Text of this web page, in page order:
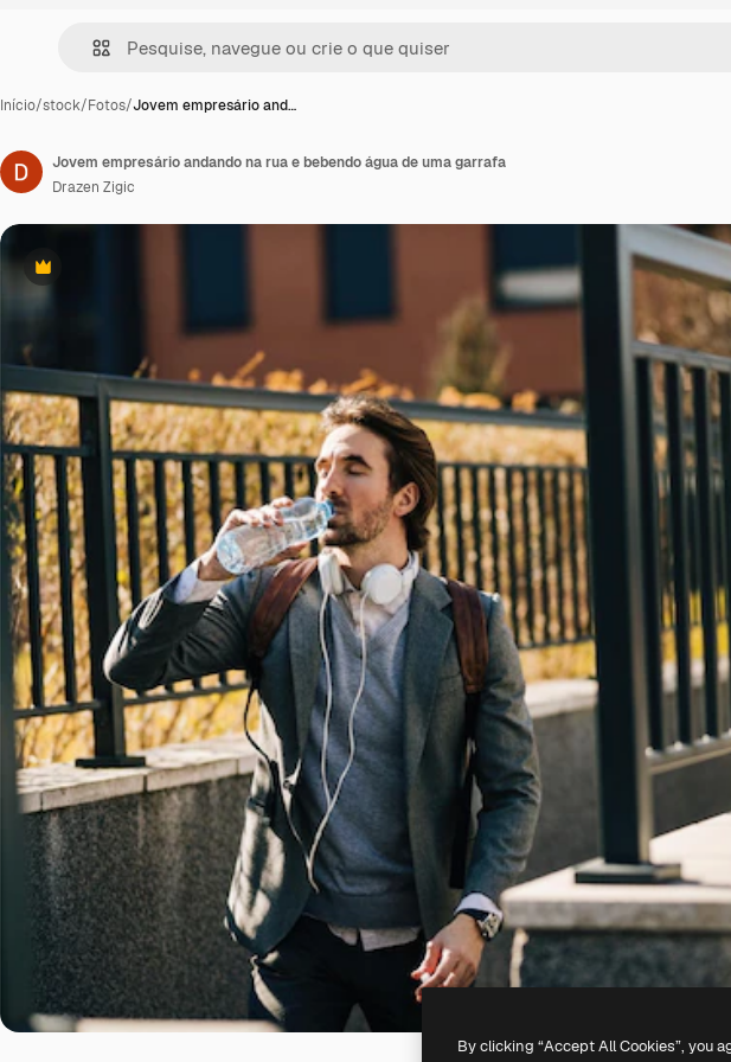
Início/stock/Fotos/Jovem empresário and…
Premium
Jovem empresário andando na rua e bebendo água de uma garrafa
Drazen Zigic
By clicking “Accept All Cookies”, you